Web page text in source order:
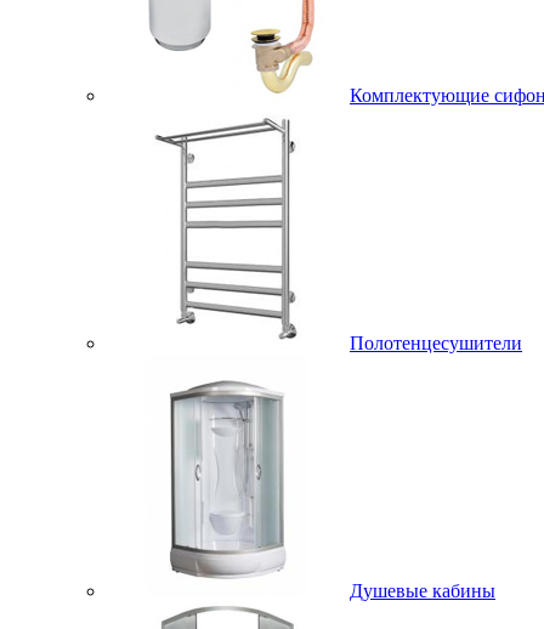
Комплектующие
Полотенцесушители
Душевые кабины